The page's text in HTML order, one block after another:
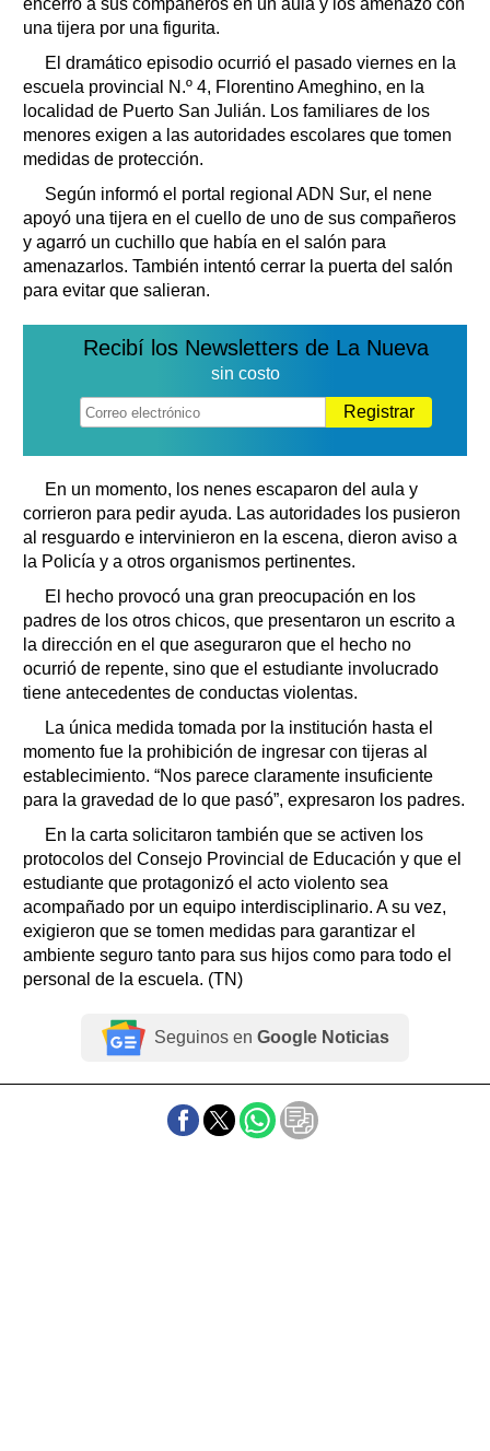
una tijera por una figurita.
El dramático episodio ocurrió el pasado viernes en la
escuela provincial N.º 4, Florentino Ameghino, en la
localidad de Puerto San Julián. Los familiares de los
menores exigen a las autoridades escolares que tomen
medidas de protección.
Según informó el portal regional ADN Sur, el nene
apoyó una tijera en el cuello de uno de sus compañeros
y agarró un cuchillo que había en el salón para
amenazarlos. También intentó cerrar la puerta del salón
para evitar que salieran.
Recibí los Newsletters de La Nueva
sin costo
Registrar
En un momento, los nenes escaparon del aula y
corrieron para pedir ayuda. Las autoridades los pusieron
al resguardo e intervinieron en la escena, dieron aviso a
la Policía y a otros organismos pertinentes.
El hecho provocó una gran preocupación en los
padres de los otros chicos, que presentaron un escrito a
la dirección en el que aseguraron que el hecho no
ocurrió de repente, sino que el estudiante involucrado
tiene antecedentes de conductas violentas.
La única medida tomada por la institución hasta el
momento fue la prohibición de ingresar con tijeras al
establecimiento. “Nos parece claramente insuficiente
para la gravedad de lo que pasó”, expresaron los padres.
En la carta solicitaron también que se activen los
protocolos del Consejo Provincial de Educación y que el
estudiante que protagonizó el acto violento sea
acompañado por un equipo interdisciplinario. A su vez,
exigieron que se tomen medidas para garantizar el
ambiente seguro tanto para sus hijos como para todo el
personal de la escuela. (TN)
Seguinos en Google Noticias